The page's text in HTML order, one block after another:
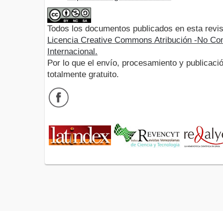
Todos los documentos publicados en esta
Licencia Creative Commons Atribución -No
Internacional.
Por lo que el envío, procesamiento y
totalmente gratuito.